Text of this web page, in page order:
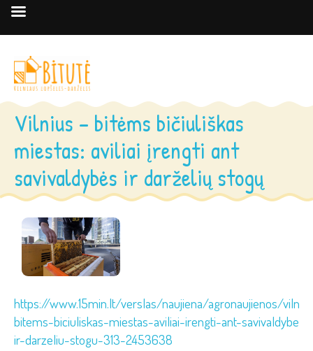
Vilnius – bitėms bičiuliškas
miestas: aviliai įrengti ant
savivaldybės ir darželių stogų
https://www.15min.lt/verslas/naujiena/agronaujienos/
bitems-biciuliskas-miestas-aviliai-irengti-ant-savivaldybes-
ir-darzeliu-stogu-313-2453638